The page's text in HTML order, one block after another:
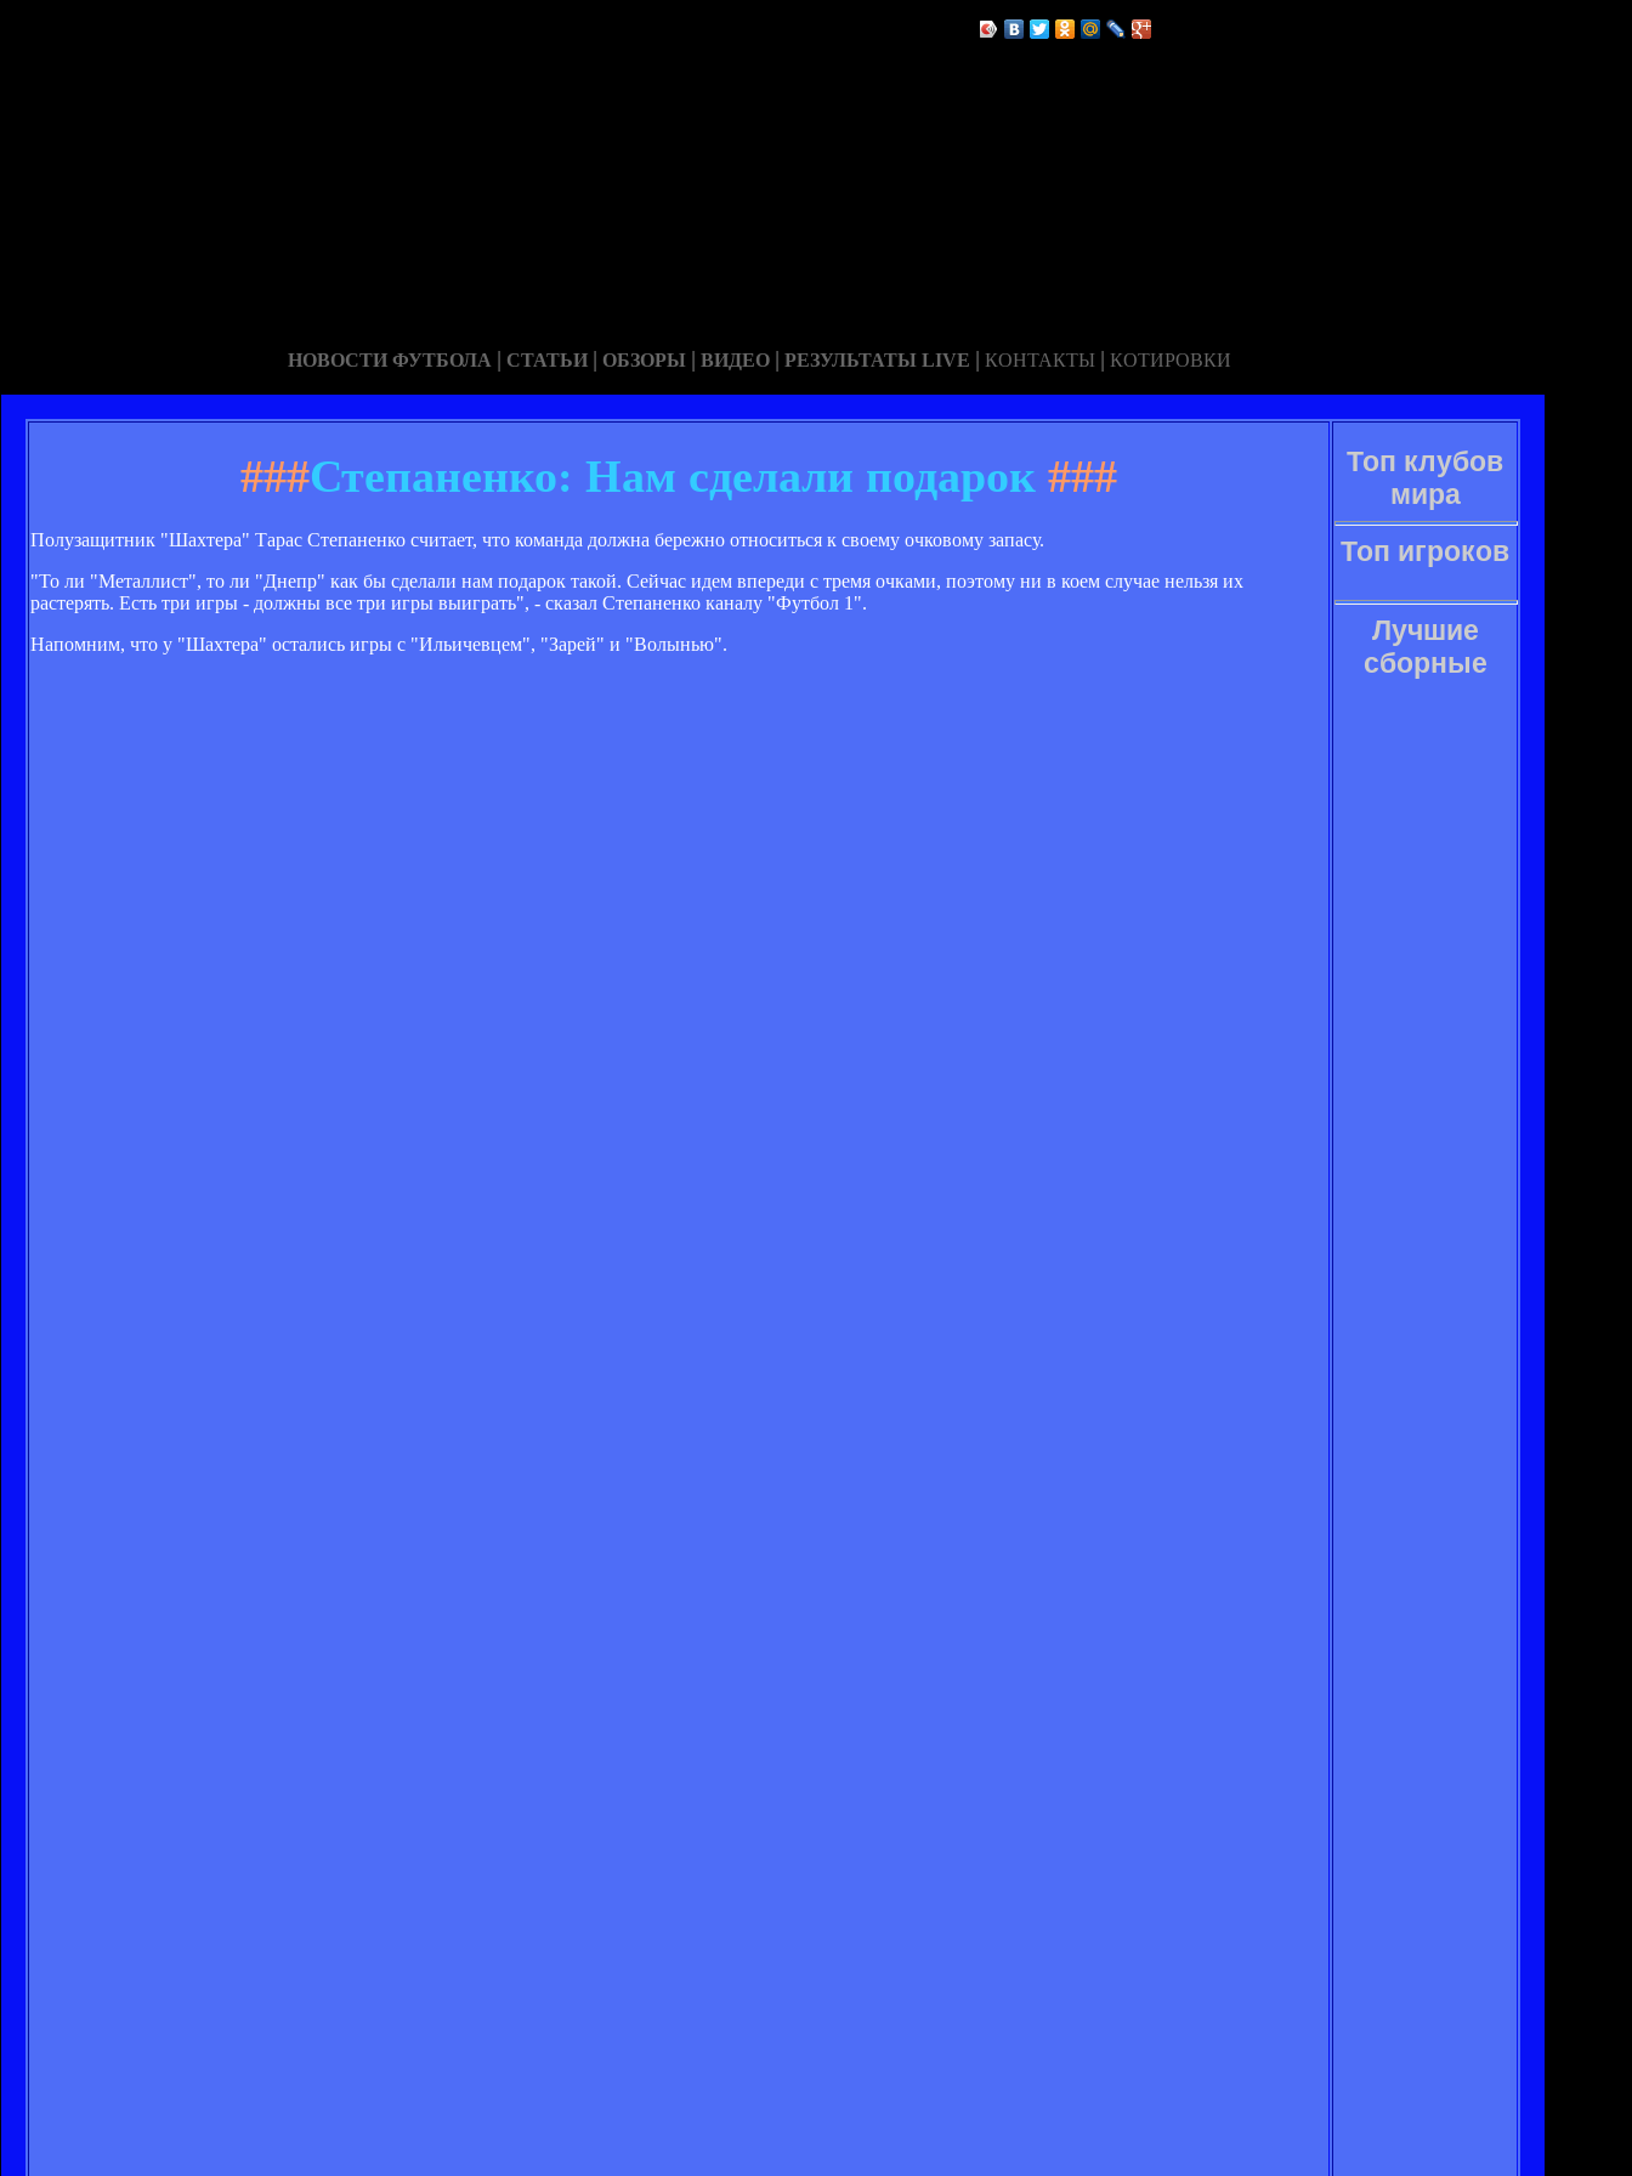
НОВОСТИ ФУТБОЛА | СТАТЬИ | ОБЗОРЫ | ВИДЕО | РЕЗУЛЬТАТЫ LIVE | КОНТАКТЫ | КОТИРОВКИ
###Степаненко: Нам сделали подарок ###
Полузащитник "Шахтера" Тарас Степаненко считает, что команда должна бережно относиться к своему очковому запасу.
"То ли "Металлист", то ли "Днепр" как бы сделали нам подарок такой. Сейчас идем впереди с тремя очками, поэтому ни в коем случае нельзя их
растерять. Есть три игры - должны все три игры выиграть", - сказал Степаненко каналу "Футбол 1".
Напомним, что у "Шахтера" остались игры с "Ильичевцем", "Зарей" и "Волынью".
Топ клубов
мира
Топ игроков
Лучшие
сборные